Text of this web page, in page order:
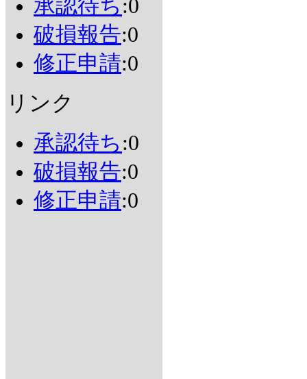
承認待ち :0
破損報告:0
修正申請:0
リンク
承認待ち :0
破損報告:0
修正申請:0